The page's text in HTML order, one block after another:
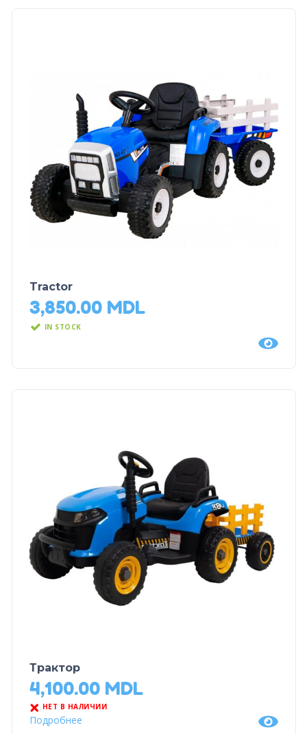
Tractor
3,850.00 MDL
IN STOCK
Трактор
4,100.00 MDL
НЕТ В НАЛИЧИИ
Подробнее